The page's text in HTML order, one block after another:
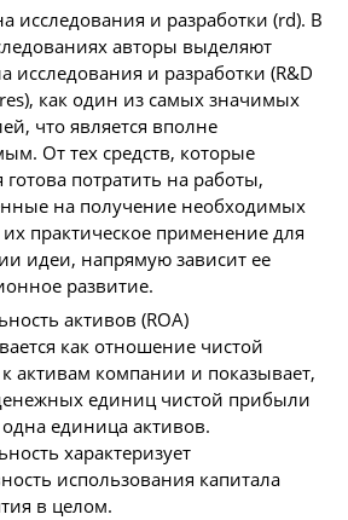
исследования и разработки (rd). В
авторы выделяют
исследования и разработки (R&D
как один из самых значимых
что является вполне
От тех средств, которые
потратить на работы,
на получение необходимых
практическое применение для
идеи, напрямую зависит ее
развитие.
активов (ROA)
как отношение чистой
активам компании и показывает,
единиц чистой прибыли
единица активов.
характеризует
использования капитала
в целом.